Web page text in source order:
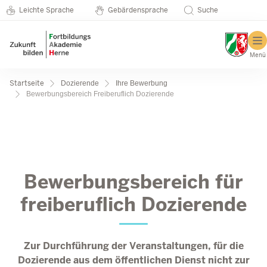
Direkt zum Inhalt Seminarkatalog
Metanavigation
Leichte Sprache Gebärdensprache Suche
Menü
Pfadnavigation
Startseite Dozierende
Ihre Bewerbung
Bewerbungsbereich Freiberuflich Dozierende
Bewerbungsbereich für
freiberuflich Dozierende
Zur Durchführung der Veranstaltungen, für die
Dozierende aus dem öffentlichen Dienst nicht zur